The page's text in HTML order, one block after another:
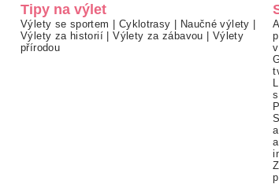
Tipy na výlet
Výlety se sportem | Cyklotrasy | Naučné výlety |
Výlety za historií |Výlety za zábavou | Výlety
přírodou